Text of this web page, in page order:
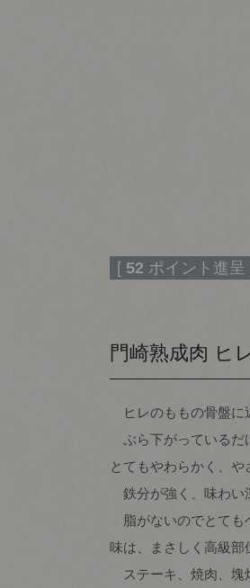
[ 52 ポイント進呈
門崎熟成肉 ヒ
ヒレのももの骨盤に
ぶら下がっているだ
とてもやわらかく、や
鉄分が強く、味わい
脂がないのでとても
味は、まさしく高級部
ステーキ、焼肉、塊